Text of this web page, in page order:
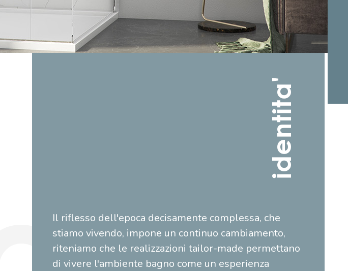
identita'
Il riflesso dell'epoca decisamente complessa, che
stiamo vivendo, impone un continuo cambiamento,
riteniamo che le realizzazioni tailor-made permettano
di vivere l'ambiente bagno come un esperienza